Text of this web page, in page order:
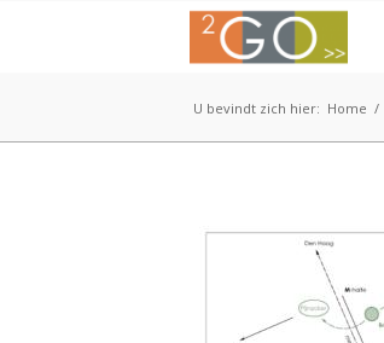
U bevindt zich hier: Home /